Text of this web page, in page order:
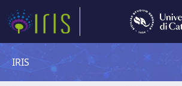
IRIS